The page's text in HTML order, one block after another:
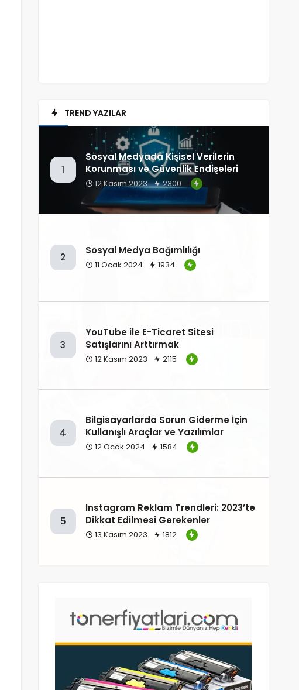
TREND YAZILAR
1
Sosyal Medyada Kişisel Verilerin
Korunması ve Güvenlik Endişeleri
12 Kasım 2023 2300
2
Sosyal Medya Bağımlılığı
11 Ocak 2024 1934
3
YouTube ile E-Ticaret Sitesi
Satışlarını Arttırmak
12 Kasım 2023 2115
4
Bilgisayarlarda Sorun Giderme İçin
Kullanışlı Araçlar ve Yazılımlar
12 Ocak 2024 1584
5
Instagram Reklam Trendleri: 2023’te
Dikkat Edilmesi Gerekenler
13 Kasım 2023 1812